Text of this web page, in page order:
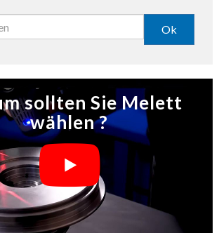
Ok
sollten Sie Melett
wählen ?